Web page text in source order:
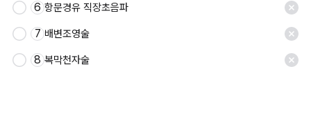
6 항문경유 직장초음파
7 배변조영술
8 복막천자술